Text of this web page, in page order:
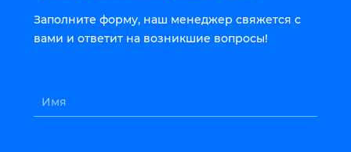
Заполните форму, наш менеджер свяжется с
вами и ответит на возникшие вопросы!
Имя